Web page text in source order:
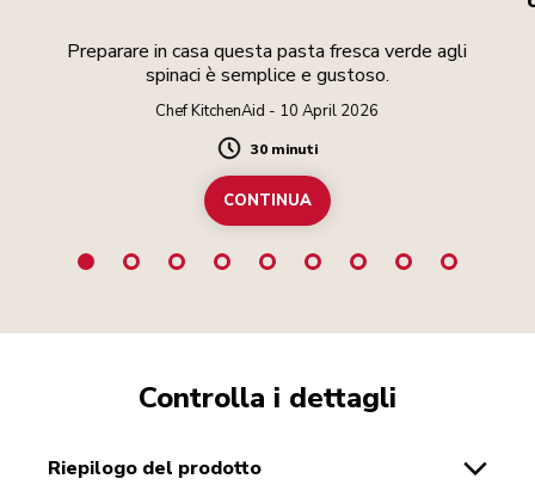
Preparare in casa questa pasta fresca verde agli
spinaci è semplice e gustoso.
Chef KitchenAid - 10 April 2026
Duration
30 minuti
CONTINUA
Controlla i dettagli
riepilogo del prodotto